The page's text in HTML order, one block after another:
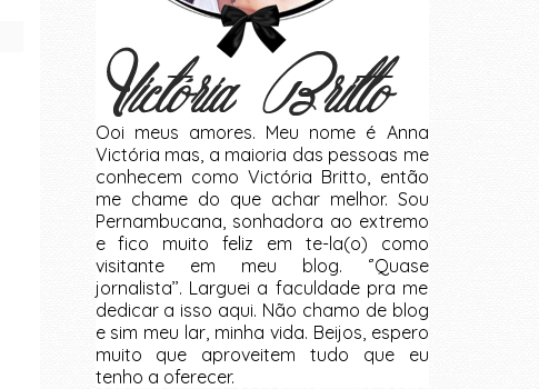
Ooi meus amores. Meu nome é Anna
Victória mas, a maioria das pessoas me
conhecem como Victória Britto, então
me chame do que achar melhor. Sou
Pernambucana, sonhadora ao extremo
e fico muito feliz em te-la(o) como
visitante em meu blog. ‘’Quase
jornalista’’. Larguei a faculdade pra me
dedicar a isso aqui. Não chamo de blog
e sim meu lar, minha vida. Beijos, espero
muito que aproveitem tudo que eu
tenho a oferecer.